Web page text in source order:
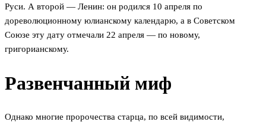
Руси. А второй — Ленин: он родился 10 апреля по
дореволюционному юлианскому календарю, а в Советском
Союзе эту дату отмечали 22 апреля — по новому,
григорианскому.
Развенчанный миф
Однако многие пророчества старца, по всей видимости,